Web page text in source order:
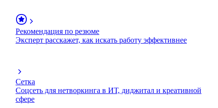
Рекомендация по резюме
Эксперт расскажет, как искать работу эффективнее
Сетка
Соцсеть для нетворкинга в ИТ, диджитал и креативной
сфере